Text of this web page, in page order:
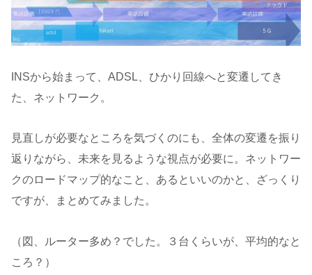
INSから始まって、ADSL、ひかり回線へと変遷してき
た、ネットワーク。
見直しが必要なところを気づくのにも、全体の変遷を振り
返りながら、未来を見るような視点が必要に。ネットワー
クのロードマップ的なこと、あるといいのかと、ざっくり
ですが、まとめてみました。
（図、ルーター多め？でした。３台くらいが、平均的なと
ころ？）